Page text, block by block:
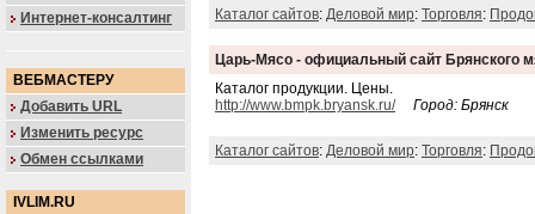
Интернет-консалтинг
ВЕБМАСТЕРУ
Добавить URL
Изменить ресурс
Обмен ссылками
IVLIM.RU
Каталог сайтов: Деловой мир: Торговля:
Царь-Мясо - официальный сайт Брянского
Каталог продукции. Цены.
http://www.bmpk.bryansk.ru/
Город: Брянск
Каталог сайтов: Деловой мир: Торговля: